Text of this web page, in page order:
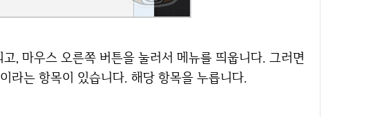
이라는 항목이 있습니다. 해당 항목을 누릅니다.